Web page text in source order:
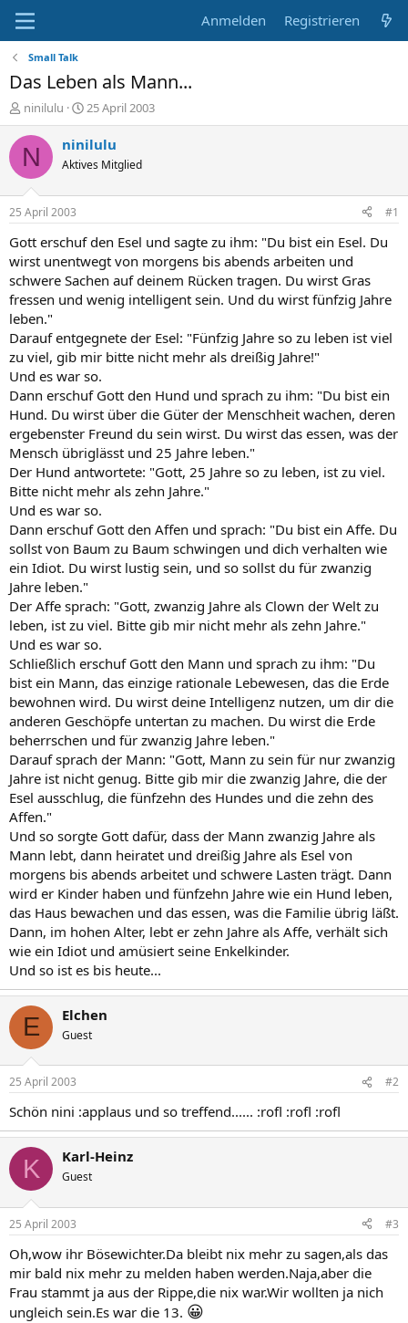
Anmelden Registrieren
Small Talk
Das Leben als Mann...
E
r
s
t
e
r
ninilulu
E
r
s
e
t
a
25 April 2003
N ninilulu
Aktives Mitglied
25 April 2003 #1
Gott erschuf den Esel und sagte zu ihm: "Du bist ein Esel. Du
wirst unentwegt von morgens bis abends arbeiten und
schwere Sachen auf deinem Rücken tragen. Du wirst Gras
fressen und wenig intelligent sein. Und du wirst fünfzig Jahre
leben."
Darauf entgegnete der Esel: "Fünfzig Jahre so zu leben ist viel
zu viel, gib mir bitte nicht mehr als dreißig Jahre!"
Und es war so.
Dann erschuf Gott den Hund und sprach zu ihm: "Du bist ein
Hund. Du wirst über die Güter der Menschheit wachen, deren
ergebenster Freund du sein wirst. Du wirst das essen, was der
Mensch übriglässt und 25 Jahre leben."
Der Hund antwortete: "Gott, 25 Jahre so zu leben, ist zu viel.
Bitte nicht mehr als zehn Jahre."
Und es war so.
Dann erschuf Gott den Affen und sprach: "Du bist ein Affe. Du
sollst von Baum zu Baum schwingen und dich verhalten wie
ein Idiot. Du wirst lustig sein, und so sollst du für zwanzig
Jahre leben."
Der Affe sprach: "Gott, zwanzig Jahre als Clown der Welt zu
leben, ist zu viel. Bitte gib mir nicht mehr als zehn Jahre."
Und es war so.
Schließlich erschuf Gott den Mann und sprach zu ihm: "Du
bist ein Mann, das einzige rationale Lebewesen, das die Erde
bewohnen wird. Du wirst deine Intelligenz nutzen, um dir die
anderen Geschöpfe untertan zu machen. Du wirst die Erde
beherrschen und für zwanzig Jahre leben."
Darauf sprach der Mann: "Gott, Mann zu sein für nur zwanzig
Jahre ist nicht genug. Bitte gib mir die zwanzig Jahre, die der
Esel ausschlug, die fünfzehn des Hundes und die zehn des
Affen."
Und so sorgte Gott dafür, dass der Mann zwanzig Jahre als
Mann lebt, dann heiratet und dreißig Jahre als Esel von
morgens bis abends arbeitet und schwere Lasten trägt. Dann
wird er Kinder haben und fünfzehn Jahre wie ein Hund leben,
das Haus bewachen und das essen, was die Familie übrig läßt.
Dann, im hohen Alter, lebt er zehn Jahre als Affe, verhält sich
wie ein Idiot und amüsiert seine Enkelkinder.
Und so ist es bis heute...
E Elchen
Guest
25 April 2003 #2
Schön nini :applaus und so treffend...... :rofl :rofl :rofl
K Karl-Heinz
Guest
25 April 2003 #3
Oh,wow ihr Bösewichter.Da bleibt nix mehr zu sagen,als das
mir bald nix mehr zu melden haben werden.Naja,aber die
Frau stammt ja aus der Rippe,die nix war.Wir wollten ja nich
ungleich sein.Es war die 13. 😀